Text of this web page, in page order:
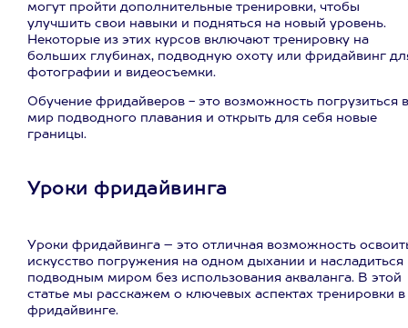
могут пройти дополнительные тренировки, чтобы
улучшить свои навыки и подняться на новый уровень.
Некоторые из этих курсов включают тренировку на
больших глубинах, подводную охоту или фридайвинг
фотографии и видеосъемки.
Обучение фридайверов - это возможность погрузиться в
мир подводного плавания и открыть для себя новые
границы.
Уроки фридайвинга
Уроки фридайвинга – это отличная возможность
искусство погружения на одном дыхании и насладиться
подводным миром без использования акваланга. В этой
статье мы расскажем о ключевых аспектах тренировки в
фридайвинге.